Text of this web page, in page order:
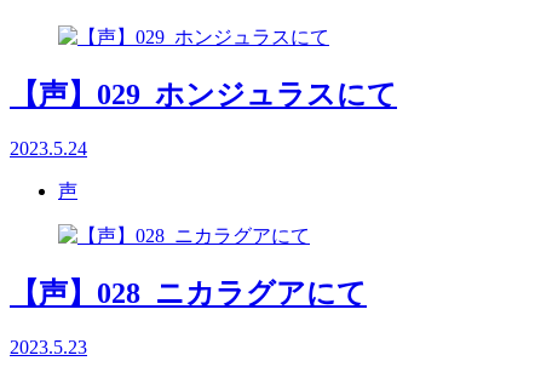
【声】029_ホンジュラスにて
2023.5.24
声
【声】028_ニカラグアにて
2023.5.23